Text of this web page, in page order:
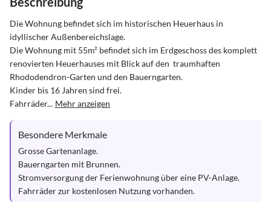
Die Wohnung befindet sich im historischen Heuerhaus in
idyllischer Außenbereichslage.
Die Wohnung mit 55m² befindet sich im Erdgeschoss des komplett
renovierten Heuerhauses mit Blick auf den  traumhaften
Rhododendron-Garten und den Bauerngarten.
Kinder bis 16 Jahren sind frei.
Fahrräder... Mehr anzeigen
Besondere Merkmale
Grosse Gartenanlage.
Bauerngarten mit Brunnen.
Stromversorgung der Ferienwohnung über eine PV-Anlage.
Fahrräder zur kostenlosen Nutzung vorhanden.